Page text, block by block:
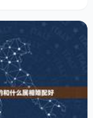
时会沾染上不诚
生辰天宫图中
般的思想意境，
唤起人们的遐